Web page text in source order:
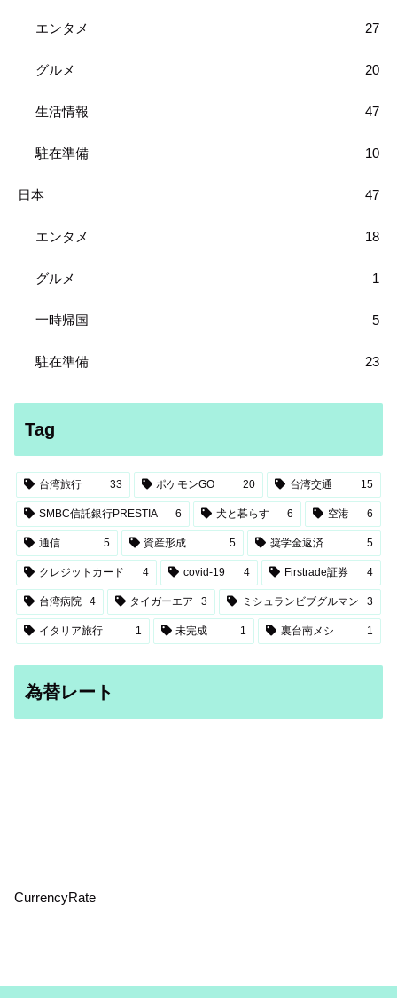
エンタメ 27
グルメ 20
生活情報 47
駐在準備 10
日本 47
エンタメ 18
グルメ 1
一時帰国 5
駐在準備 23
Tag
台湾旅行 33 ポケモンGO 20 台湾交通 15
SMBC信託銀行PRESTIA 6 犬と暮らす 6 空港 6
通信 5 資産形成 5 奨学金返済 5
クレジットカード 4 covid-19 4 Firstrade証券 4
台湾病院 4 タイガーエア 3 ミシュランビブグルマン 3
イタリア旅行 1 未完成 1 裏台南メシ 1
為替レート
CurrencyRate